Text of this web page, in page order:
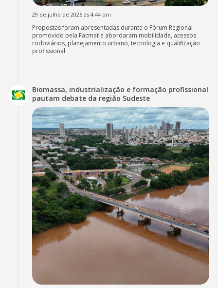
29 de julho de 2026 às 4:44 pm
Propostas foram apresentadas durante o Fórum Regional
promovido pela Facmat e abordaram mobilidade, acessos
rodoviários, planejamento urbano, tecnologia e qualificação
profissional
Biomassa, industrialização e formação profissional
pautam debate da região Sudeste